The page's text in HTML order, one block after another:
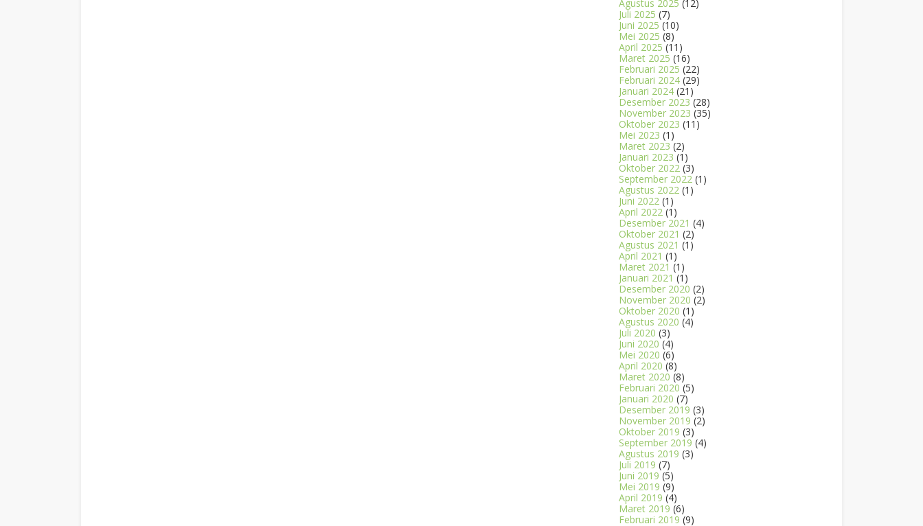
Agustus 2025 (12)
Juli 2025 (7)
Juni 2025 (10)
Mei 2025 (8)
April 2025 (11)
Maret 2025 (16)
Februari 2025 (22)
Februari 2024 (29)
Januari 2024 (21)
Desember 2023 (28)
November 2023 (35)
Oktober 2023 (11)
Mei 2023 (1)
Maret 2023 (2)
Januari 2023 (1)
Oktober 2022 (3)
September 2022 (1)
Agustus 2022 (1)
Juni 2022 (1)
April 2022 (1)
Desember 2021 (4)
Oktober 2021 (2)
Agustus 2021 (1)
April 2021 (1)
Maret 2021 (1)
Januari 2021 (1)
Desember 2020 (2)
November 2020 (2)
Oktober 2020 (1)
Agustus 2020 (4)
Juli 2020 (3)
Juni 2020 (4)
Mei 2020 (6)
April 2020 (8)
Maret 2020 (8)
Februari 2020 (5)
Januari 2020 (7)
Desember 2019 (3)
November 2019 (2)
Oktober 2019 (3)
September 2019 (4)
Agustus 2019 (3)
Juli 2019 (7)
Juni 2019 (5)
Mei 2019 (9)
April 2019 (4)
Maret 2019 (6)
Februari 2019 (9)